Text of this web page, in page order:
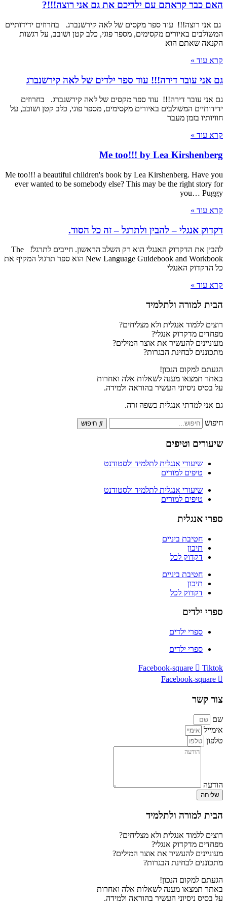
האם כבר קראתם עם ילדיכם את גם אני רוצה!!!?
גם אני רוצה!!! עוד ספר מקסים של לאה קירשנברג. בחרוזים ידידותיים
המשולבים באיורים מקסימים, מספר פוגי, כלב קטן ושובב, על רגשות
הקנאה שאתם הוא
קרא עוד »
גם אני עובר דירה!!! עוד ספר ילדים של לאה קירשנברג
גם אני עובר דירה!!! עוד ספר מקסים של לאה קירשנברג. בחרוזים
ידידותיים המשולבים באיורים מקסימים, מספר פוגי, כלב קטן ושובב, על
חוויותיו בזמן מעבר
קרא עוד »
Me too!!! by Lea Kirshenberg
Me too!!! a beautiful children's book by Lea Kirshenberg. Have you
ever wanted to be somebody else? This may be the right story for
you… Puggy
קרא עוד »
דקדוק אנגלי – להבין ולתרגל – זה כל הסוד.
להבין את הדקדוק האנגלי הוא רק השלב הראשון. חייבים לתרגל! The
New Language Guidebook and Workbook הוא ספר תרגול המקיף את
כל הדקדוק האנגלי
קרא עוד »
הבית למורה ולתלמיד
רוצים ללמוד אנגלית ולא מצליחים?
מפחדים מדקדוק אנגלי?
מעוניינים להעשיר את אוצר המילים?
מתכוננים לבחינת הבגרות?
הגעתם למקום הנכון!
באתר תמצאו מענה לשאלות אלה ואחרות
על בסיס ניסיוני העשיר בהוראה ולמידה.
גם אני למדתי אנגלית כשפה זרה.
חיפוש חיפוש
שיעורים וטיפים
שיעורי אנגלית לתלמיד ולסטודנט
טיפים למורים
שיעורי אנגלית לתלמיד ולסטודנט
טיפים למורים
ספרי אנגלית
חטיבת ביניים
תיכון
דקדוק לכל
חטיבת ביניים
תיכון
דקדוק לכל
ספרי ילדים
ספרי ילדים
ספרי ילדים
Facebook-square
Tiktok
Facebook-square
צור קשר
שם
אימייל
טלפון
הודעה
שליחה
הבית למורה ולתלמיד
רוצים ללמוד אנגלית ולא מצליחים?
מפחדים מדקדוק אנגלי?
מעוניינים להעשיר את אוצר המילים?
מתכוננים לבחינת הבגרות?
הגעתם למקום הנכון!
באתר תמצאו מענה לשאלות אלה ואחרות
על בסיס ניסיוני העשיר בהוראה ולמידה.